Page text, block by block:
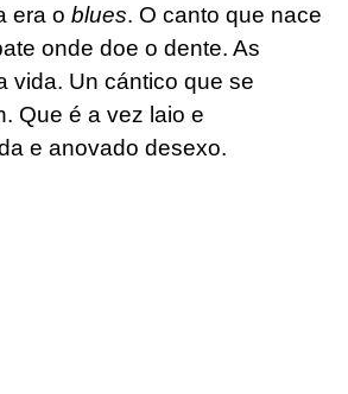
era o blues. O canto que nace
onde doe o dente. As
vida. Un cántico que se
Que é a vez laio e
e anovado desexo.